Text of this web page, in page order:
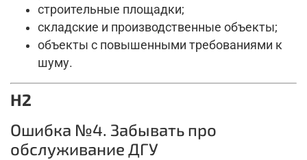
строительные площадки;
складские и производственные объекты;
объекты с повышенными требованиями к
шуму.
H2
Ошибка №4. Забывать про
обслуживание ДГУ